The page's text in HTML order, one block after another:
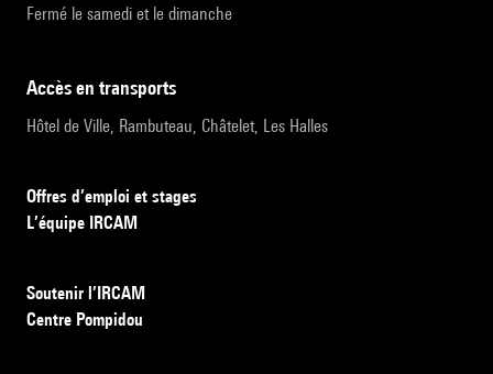
Fermé le samedi et le dimanche
accès en transports
Hôtel de Ville, Rambuteau, Châtelet, Les Halles
Offres d’emploi et stages
L’équipe IRCAM
Soutenir l’IRCAM
Centre Pompidou